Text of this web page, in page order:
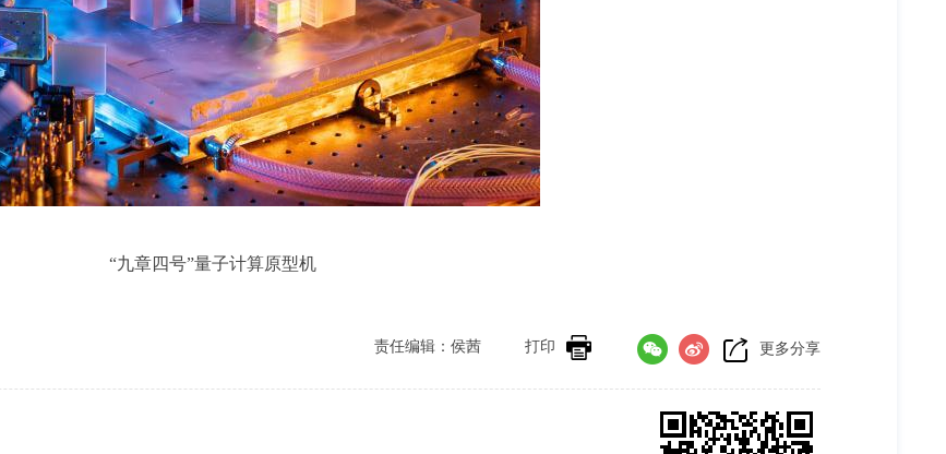
“九章四号”量子计算原型机
更多分享
打印
责任编辑：侯茜